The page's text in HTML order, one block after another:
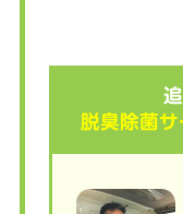
脱臭除菌